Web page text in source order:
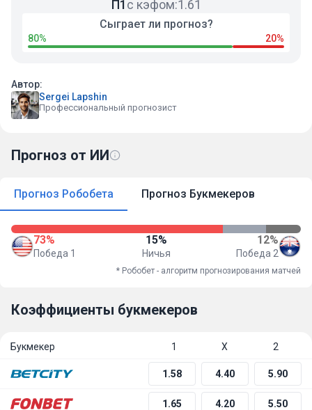
П1 с кэфом:1.61
80%
Сыграет ли прогноз?
20%
Автор:
Sergei Lapshin
Профессиональный прогнозист
Прогноз от ИИ
Прогноз Робобета Прогноз Букмекеров
73%
Победа 1
15%
Ничья
12%
Победа 2
* Робобет - алгоритм прогнозирования матчей
Коэффициенты букмекеров
Букмекер 1 Х 2
1.58 4.40 5.90
1.65 4.20 5.50